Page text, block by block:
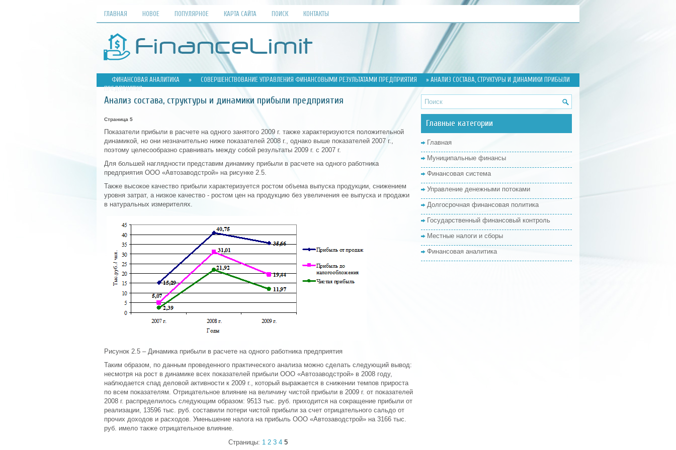
ГЛАВНАЯ НОВОЕ ПОПУЛЯРНОЕ КАРТА САЙТА ПОИСК КОНТАКТЫ
ФИНАНСОВАЯ АНАЛИТИКА » СОВЕРШЕНСТВОВАНИЕ УПРАВЛЕНИЯ ФИНАНСОВЫМИ РЕЗУЛЬТАТАМИ ПРЕДПРИЯТИЯ
» АНАЛИЗ СОСТАВА, СТРУКТУРЫ И ДИНАМИКИ ПРИБЫЛИ
ПРЕДПРИЯТИЯ
Анализ состава, структуры и динамики прибыли предприятия
Страница 5
Показатели прибыли в расчете на одного занятого 2009 г. также характеризуются положительной
динамикой, но они незначительно ниже показателей 2008 г., однако выше показателей 2007 г.,
поэтому целесообразно сравнивать между собой результаты 2009 г. с 2007 г.
Для большей наглядности представим динамику прибыли в расчете на одного работника
предприятия ООО «Автозаводстрой» на рисунке 2.5.
Также высокое качество прибыли характеризуется ростом объема выпуска продукции, снижением
уровня затрат, а низкое качество - ростом цен на продукцию без увеличения ее выпуска и продажи
в натуральных измерителях.
Рисунок 2.5 – Динамика прибыли в расчете на одного работника предприятия
Таким образом, по данным проведенного практического анализа можно сделать следующий вывод:
несмотря на рост в динамике всех показателей прибыли ООО «Автозаводстрой» в 2008 году,
наблюдается спад деловой активности к 2009 г., который выражается в снижении темпов прироста
по всем показателям. Отрицательное влияние на величину чистой прибыли в 2009 г. от показателей
2008 г. распределилось следующим образом: 9513 тыс. руб. приходится на сокращение прибыли от
реализации, 13596 тыс. руб. составили потери чистой прибыли за счет отрицательного сальдо от
прочих доходов и расходов. Уменьшение налога на прибыль ООО «Автозаводстрой» на 3166 тыс.
руб. имело также отрицательное влияние.
Страницы: 1 2 3 4 5
Главные категории
Главная
Муниципальные финансы
Финансовая система
Управление денежными потоками
Долгосрочная финансовая политика
Государственный финансовый контроль
Местные налоги и сборы
Финансовая аналитика